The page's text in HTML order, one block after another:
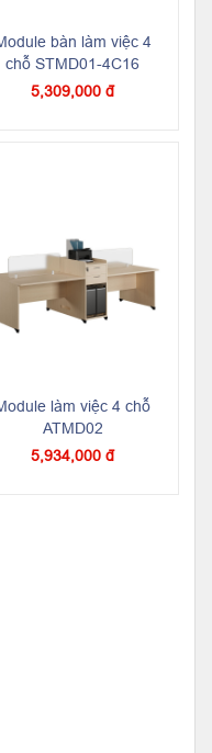
bàn làm việc 4
chỗ STMD01-4C16
5,309,000 đ
làm việc 4 chỗ
ATMD02
5,934,000 đ